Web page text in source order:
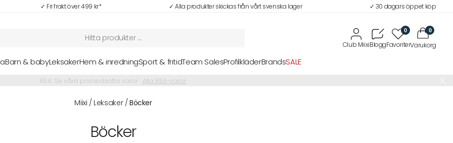
✓ Fri frakt över 499 kr* ✓ Alla produkter skickas från vårt svenska lager ✓ 30 dagars öppet köp
0 0
Barn & babyLeksakerHem & inredningSport & fritidTeam SalesProfilkläderBrandsSALE
NYHETER: Senaste nytt i vårt sortiment hittar du här Alla nyheter
Miixi / Leksaker/ Böcker
Böcker